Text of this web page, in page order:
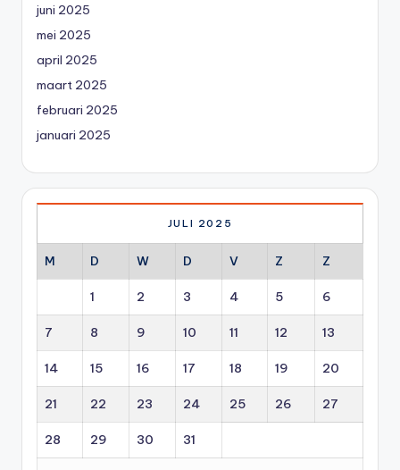
juni 2025
mei 2025
april 2025
maart 2025
februari 2025
januari 2025
JULI 2025
M D W D V Z Z
1 2 3 4 5 6
7 8 9 10 11 12 13
14 15 16 17 18 19 20
21 22 23 24 25 26 27
28 29 30 31